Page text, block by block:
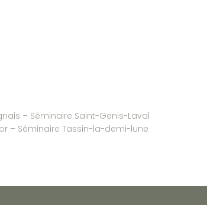
– Séminaire Saint-Genis-Laval
– Séminaire Tassin-la-demi-lune